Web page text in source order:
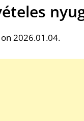
2026.01.04.